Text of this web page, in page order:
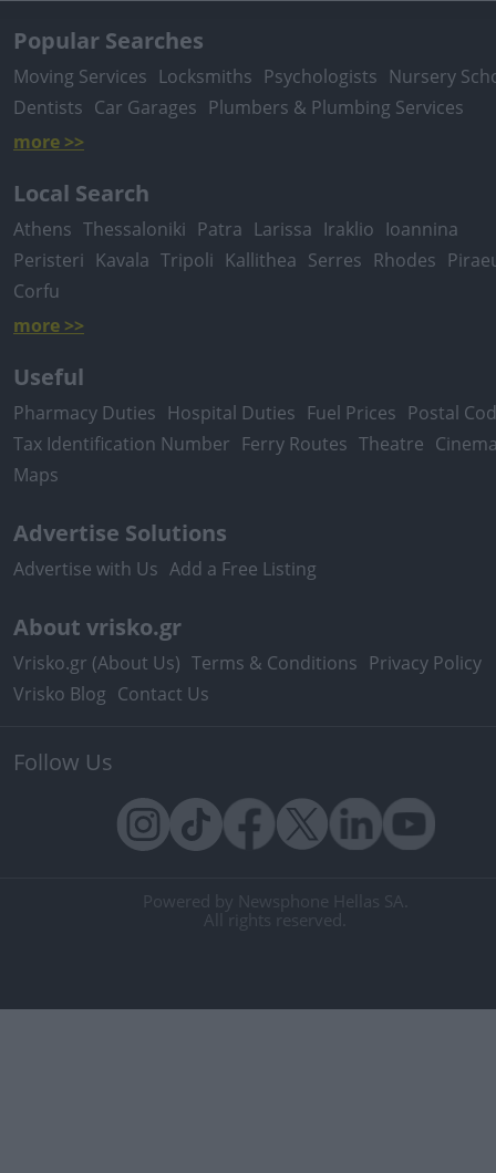
Popular Searches
Moving Services Locksmiths Psychologists Nursery
Dentists Car Garages Plumbers & Plumbing Services
more >>
Local Search
Athens Thessaloniki Patra Larissa Iraklio Ioannina
Peristeri Kavala Tripoli Kallithea Serres Rhodes
Corfu
more >>
Useful
Pharmacy Duties Hospital Duties Fuel Prices Postal
Tax Identification Number Ferry Routes Theatre
Maps
Advertise Solutions
Advertise with Us Add a Free Listing
About vrisko.gr
Vrisko.gr (About Us) Terms & Conditions Privacy Policy
Vrisko Blog Contact Us
Follow Us
Powered by Newsphone Hellas SA.
All rights reserved.